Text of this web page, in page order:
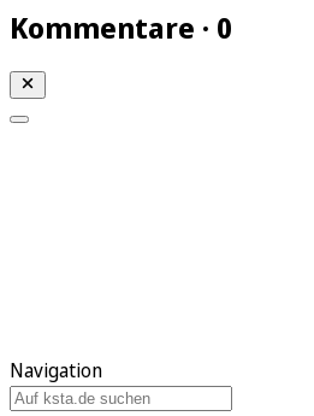
Kommentare · 0
Navigation